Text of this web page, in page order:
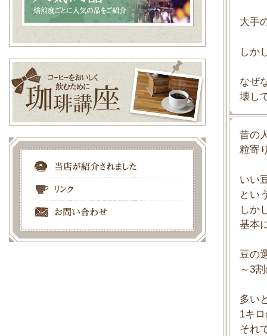
大手
しか
なぜ
壊し
昔の
粒寄
いい
とい
しか
基本
豆の
～3
多い
1キ
それ